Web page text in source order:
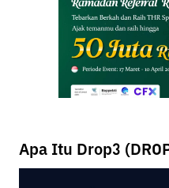
Apa Itu Drop3